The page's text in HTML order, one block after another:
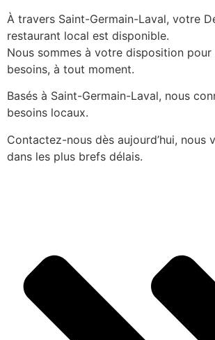
À travers Saint-Germain-Laval, votre
restaurant local est disponible.
Nous sommes à votre disposition
besoins, à tout moment.
Basés à Saint-Germain-Laval, nous
besoins locaux.
Contactez-nous dès aujourd’hui, nous
dans les plus brefs délais.